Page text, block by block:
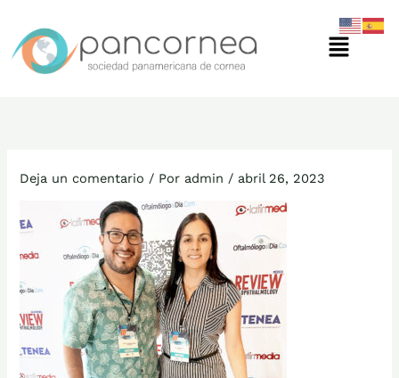
contenido
Menú
Deja un comentario / Por admin / abril 26, 2023